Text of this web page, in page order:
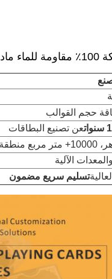
عن تصنيع البطاقات
تسليم سريع مضمون